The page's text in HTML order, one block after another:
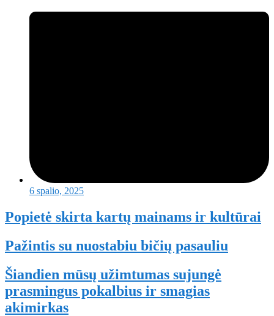
6 spalio, 2025
Popietė skirta kartų mainams ir kultūrai
Pažintis su nuostabiu bičių pasauliu
Šiandien mūsų užimtumas sujungė
prasmingus pokalbius ir smagias
akimirkas